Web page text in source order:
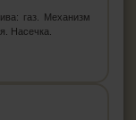
газ. Механизм
Насечка.